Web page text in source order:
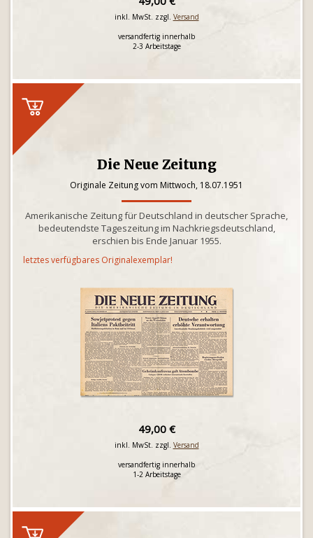
inkl. MwSt. zzgl. Versand
versandfertig innerhalb
2-3 Arbeitstage
Die Neue Zeitung
Originale Zeitung vom Mittwoch, 18.07.1951
Amerikanische Zeitung für Deutschland in deutscher Sprache,
bedeutendste Tageszeitung im Nachkriegsdeutschland,
erschien bis Ende Januar 1955.
letztes verfügbares Originalexemplar!
49,00 €
inkl. MwSt. zzgl. Versand
versandfertig innerhalb
1-2 Arbeitstage